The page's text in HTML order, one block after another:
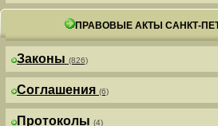
ПРАВОВЫЕ АКТЫ САНКТ-
Законы (826)
Соглашения (6)
Протоколы (4)